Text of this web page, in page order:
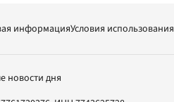
информацияУсловия использования
новости дня